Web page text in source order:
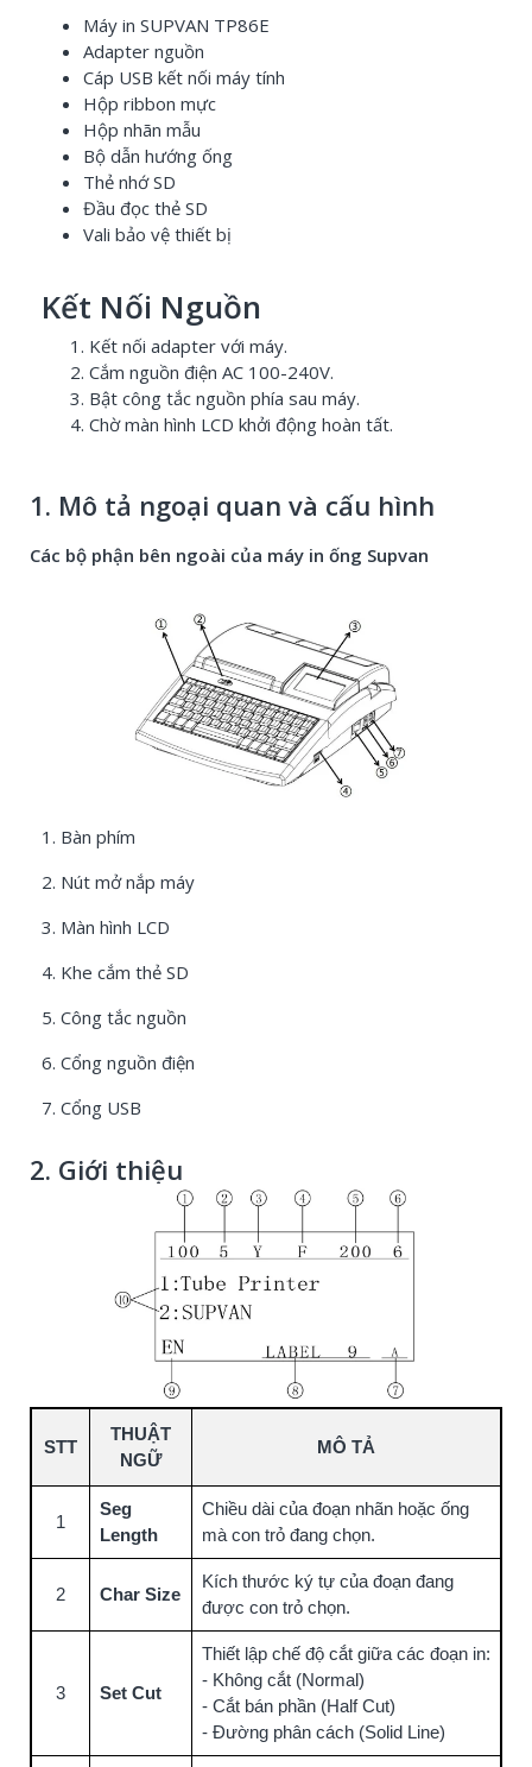
Máy in SUPVAN TP86E
Adapter nguồn
Cáp USB kết nối máy tính
Hộp ribbon mực
Hộp nhãn mẫu
Bộ dẫn hướng ống
Thẻ nhớ SD
Đầu đọc thẻ SD
Vali bảo vệ thiết bị
Kết Nối Nguồn
Kết nối adapter với máy.
Cắm nguồn điện AC 100-240V.
Bật công tắc nguồn phía sau máy.
Chờ màn hình LCD khởi động hoàn tất.
1. Mô tả ngoại quan và cấu hình
Các bộ phận bên ngoài của máy in ống Supvan
1. Bàn phím
2. Nút mở nắp máy
3. Màn hình LCD
4. Khe cắm thẻ SD
5. Công tắc nguồn
6. Cổng nguồn điện
7. Cổng USB
2. Giới thiệu
STT
THUẬT
NGỮ
MÔ TẢ
1
Seg
Length
Chiều dài của đoạn nhãn hoặc ống
mà con trỏ đang chọn.
2 Char Size
Kích thước ký tự của đoạn đang
được con trỏ chọn.
3 Set Cut
Thiết lập chế độ cắt giữa các đoạn in:
- Không cắt (Normal)
- Cắt bán phần (Half Cut)
- Đường phân cách (Solid Line)